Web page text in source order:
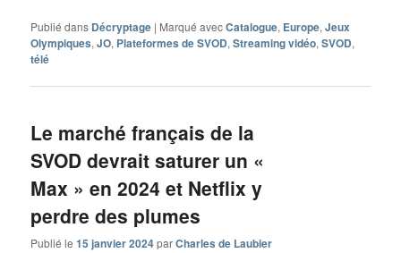
Publié dans Décryptage | Marqué avecCatalogue, Europe,Jeux
Olympiques,JO, Plateformes de SVOD,Streaming vidéo,SVOD,
télé
Le marché français de la
SVOD devrait saturer un «
Max » en 2024 et Netflix y
perdre des plumes
Publié le15 janvier 2024parCharles de Laubier